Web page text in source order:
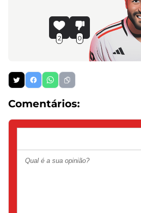
2 0
Comentários: